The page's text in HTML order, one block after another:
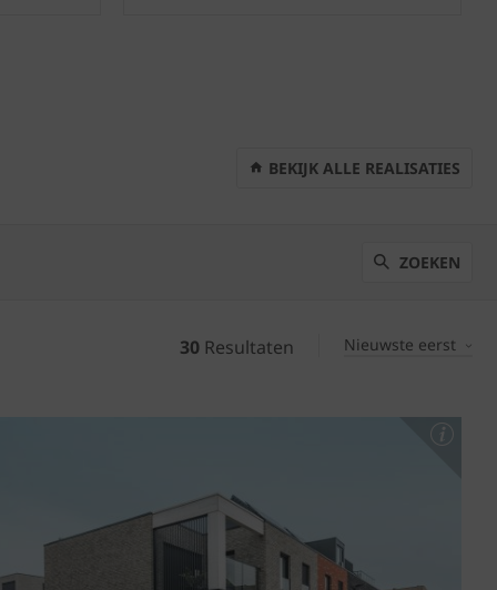
BEKIJK ALLE REALISATIES
ZOEKEN
30 Resultaten Nieuwste eerst